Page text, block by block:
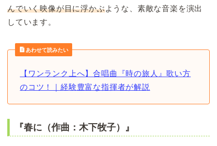
んでいく映像が目に浮かぶような、素敵な音楽を演出
しています。
あわせて読みたい
【ワンランク上へ】合唱曲『時の旅人』歌い方
のコツ！｜経験豊富な指揮者が解説
『春に（作曲：木下牧子）』